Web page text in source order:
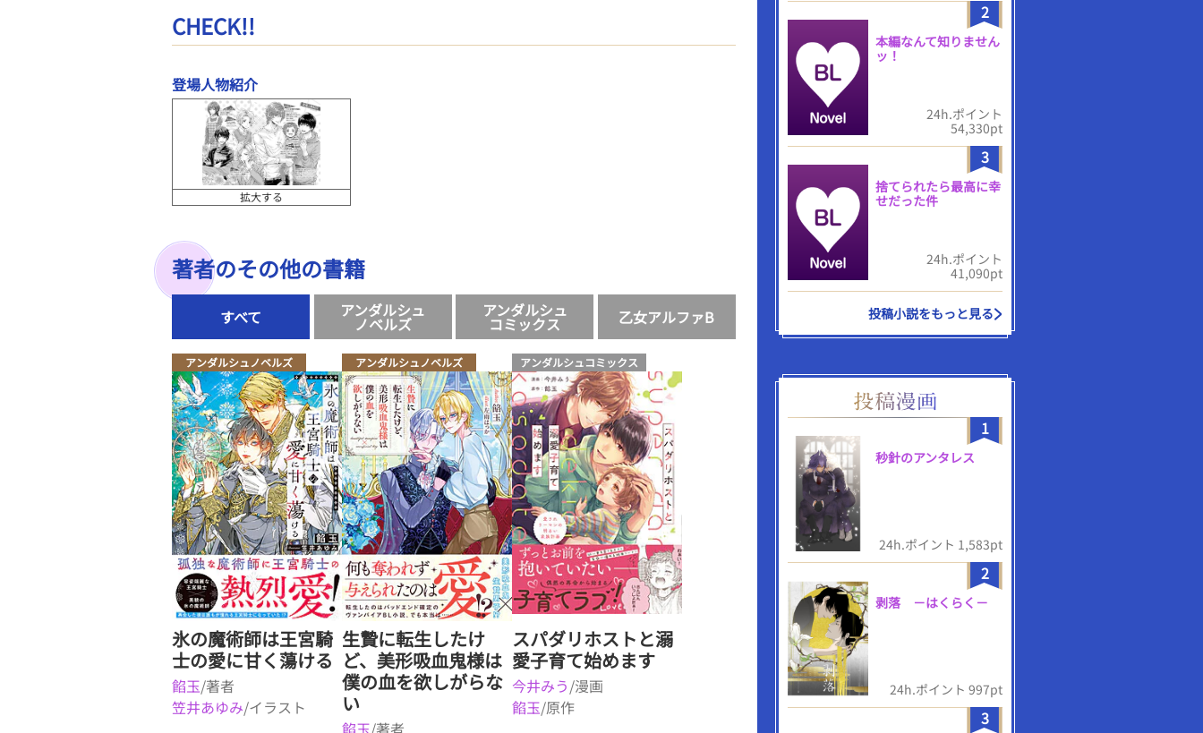
CHECK!!
登場人物紹介
拡大する
著者のその他の書籍
すべて アンダルシュ
ノベルズ
アンダルシュ
コミックス 乙女アルファB
アンダルシュノベルズ
氷の魔術師は王宮騎
士の愛に甘く蕩ける
餡玉/著者
笠井あゆみ/イラスト
アンダルシュノベルズ
生贄に転生したけ
ど、美形吸血鬼様は
僕の血を欲しがらな
い
餡玉/著者
アンダルシュコミックス
スパダリホストと溺
愛子育て始めます
今井みう/漫画
餡玉/原作
2
本編なんて知りません
ッ！
24h.ポイント
54,330pt
3
捨てられたら最高に幸
せだった件
24h.ポイント
41,090pt
投稿小説をもっと見る
1
秒針のアンタレス
24h.ポイント 1,583pt
2
剥落 －はくらく－
24h.ポイント 997pt
3